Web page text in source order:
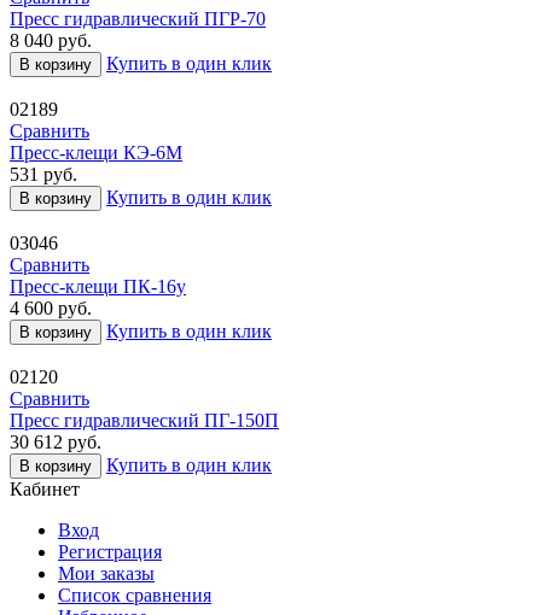
Пресс гидравлический ПГР-70
8 040 руб.
В корзину Купить в один клик
02189
Сравнить
Пресс-клещи КЭ-6М
531 руб.
В корзину Купить в один клик
03046
Сравнить
Пресс-клещи ПК-16у
4 600 руб.
В корзину Купить в один клик
02120
Сравнить
Пресс гидравлический ПГ-150П
30 612 руб.
В корзину
Купить в один клик
Кабинет
Вход
Регистрация
Мои заказы
Список сравнения